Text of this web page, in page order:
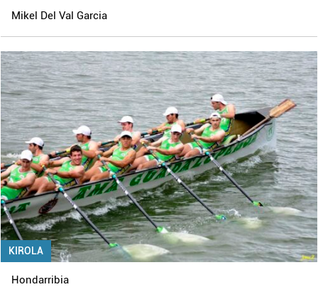
Mikel Del Val Garcia
KIROLA
Hondarribia